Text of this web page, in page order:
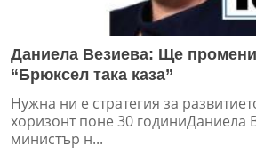
Даниела Везиева: Ще
“Брюксел така каза”
Нужна ни е стратегия за
хоризонт поне 30 годиниДаниела
министър н...